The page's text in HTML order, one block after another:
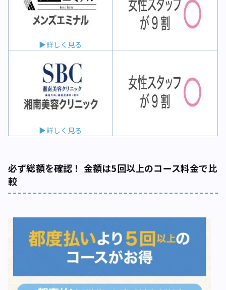
▶詳しく見る
▶詳しく見る
必ず総額を確認！ 金額は5回以上のコース料金で比
較